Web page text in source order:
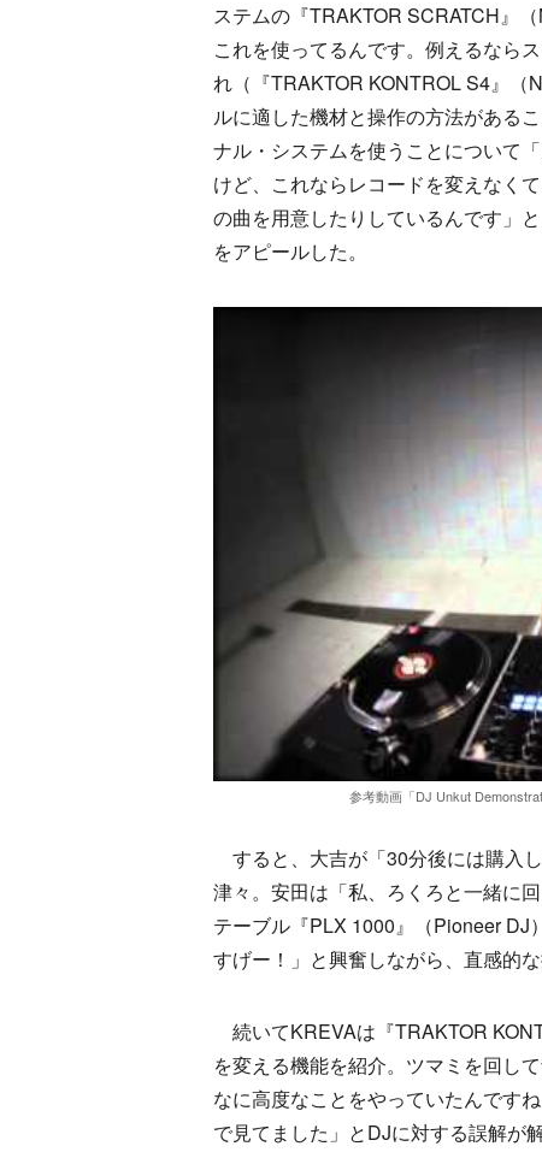
ステムの『TRAKTOR SCRATCH』
これを使ってるんです。例えるなら
れ（『TRAKTOR KONTROL S4』（
ルに適した機材と操作の方法がある
ナル・システムを使うことについて
けど、これならレコードを変えなく
の曲を用意したりしているんです」
をアピールした。
参考動画「DJ Unkut
すると、大吉が「30分後には購入
津々。安田は「私、ろくろと一緒に
テーブル『PLX 1000』（Pioneer
すげー！」と興奮しながら、直感的
続いてKREVAは『TRAKTOR
を変える機能を紹介。ツマミを回し
なに高度なことをやっていたんです
で見てました」とDJに対する誤解が